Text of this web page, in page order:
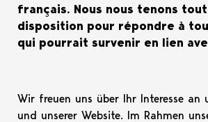
français. Nous nous tenons
disposition pour répondre à
qui pourrait survenir en lien
Wir freuen uns über Ihr Interesse an
und unserer Website. Im Rahmen